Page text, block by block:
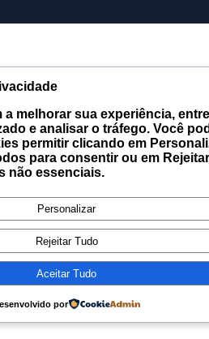
melhorar sua experiência,
e analisar o tráfego. Você
permitir clicando em
para consentir ou em
não essenciais.
Personalizar
Rejeitar Tudo
Aceitar Tudo
por